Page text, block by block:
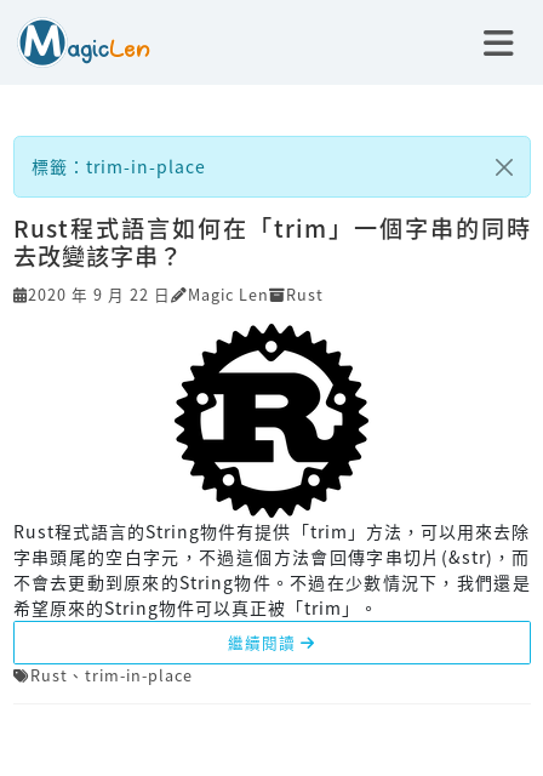
標籤：trim-in-place
Rust程式語言如何在「trim」一個字串的同時
去改變該字串？
2020 年 9 月 22 日 Magic Len Rust
Rust程式語言的String物件有提供「trim」方法，可以用來去除
字串頭尾的空白字元，不過這個方法會回傳字串切片(&str)，而
不會去更動到原來的String物件。不過在少數情況下，我們還是
希望原來的String物件可以真正被「trim」。
繼續閱讀
Rust 、 trim-in-place